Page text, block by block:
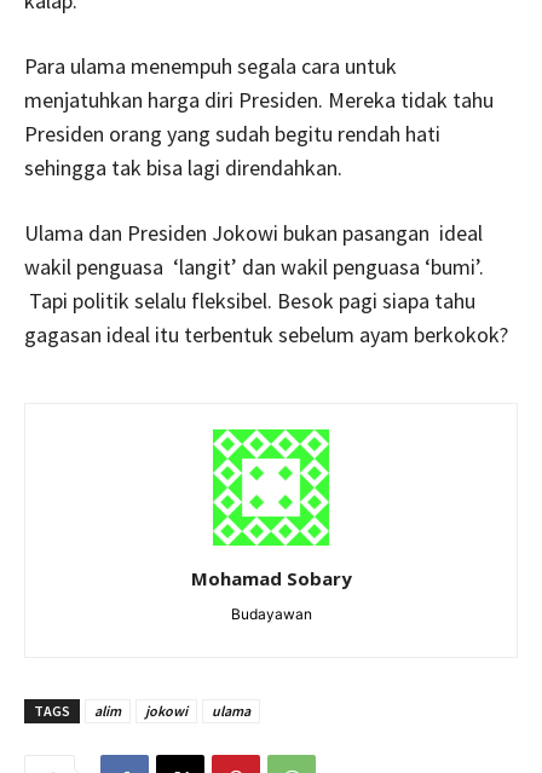
Para ulama menempuh segala cara untuk
menjatuhkan harga diri Presiden. Mereka tidak tahu
Presiden orang yang sudah begitu rendah hati
sehingga tak bisa lagi direndahkan.
Ulama dan Presiden Jokowi bukan pasangan ideal
wakil penguasa ‘langit’ dan wakil penguasa ‘bumi’.
Tapi politik selalu fleksibel. Besok pagi siapa tahu
gagasan ideal itu terbentuk sebelum ayam berkokok?
Mohamad Sobary
Budayawan
TAGS alim jokowi ulama